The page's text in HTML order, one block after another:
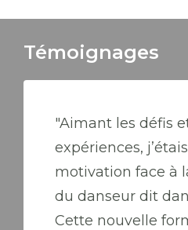
Témoignages
"Aimant les défis
expériences,
motivation face à
du danseur dit
Cette nouvelle